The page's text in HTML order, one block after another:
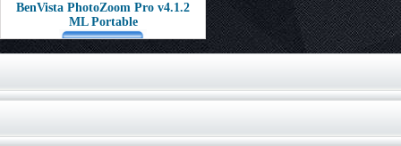
BenVista PhotoZoom Pro v4.1.2
ML Portable